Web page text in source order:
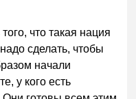
что такая нация
сделать, чтобы
начали
у кого есть